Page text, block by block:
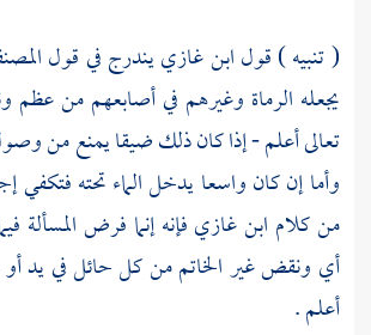
( تنبيه ) قولابن غازييندرج في قول
يجعله الرماة وغيرهم في أصابعهم من عظم
تعالى أعلم - إذا كان ذلك ضيقا يمنع من وصول
وأما إن كان واسعا يدخل الماء تحته فتكفي
من كلام ابن غازيفإنه إنما فرض المسألة
أي ونقض غير الخاتم من كل حائل في يد أو
أعلم .